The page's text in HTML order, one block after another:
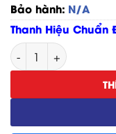
Bảo hành: N/A
Thanh Hiệu Chuẩn
Thanh Hiệu Chuẩn